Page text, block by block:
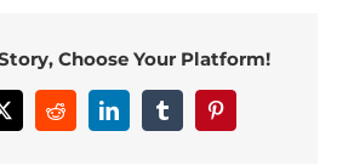
Choose Your Platform!
X RedditLinkedInTumblrPinterest